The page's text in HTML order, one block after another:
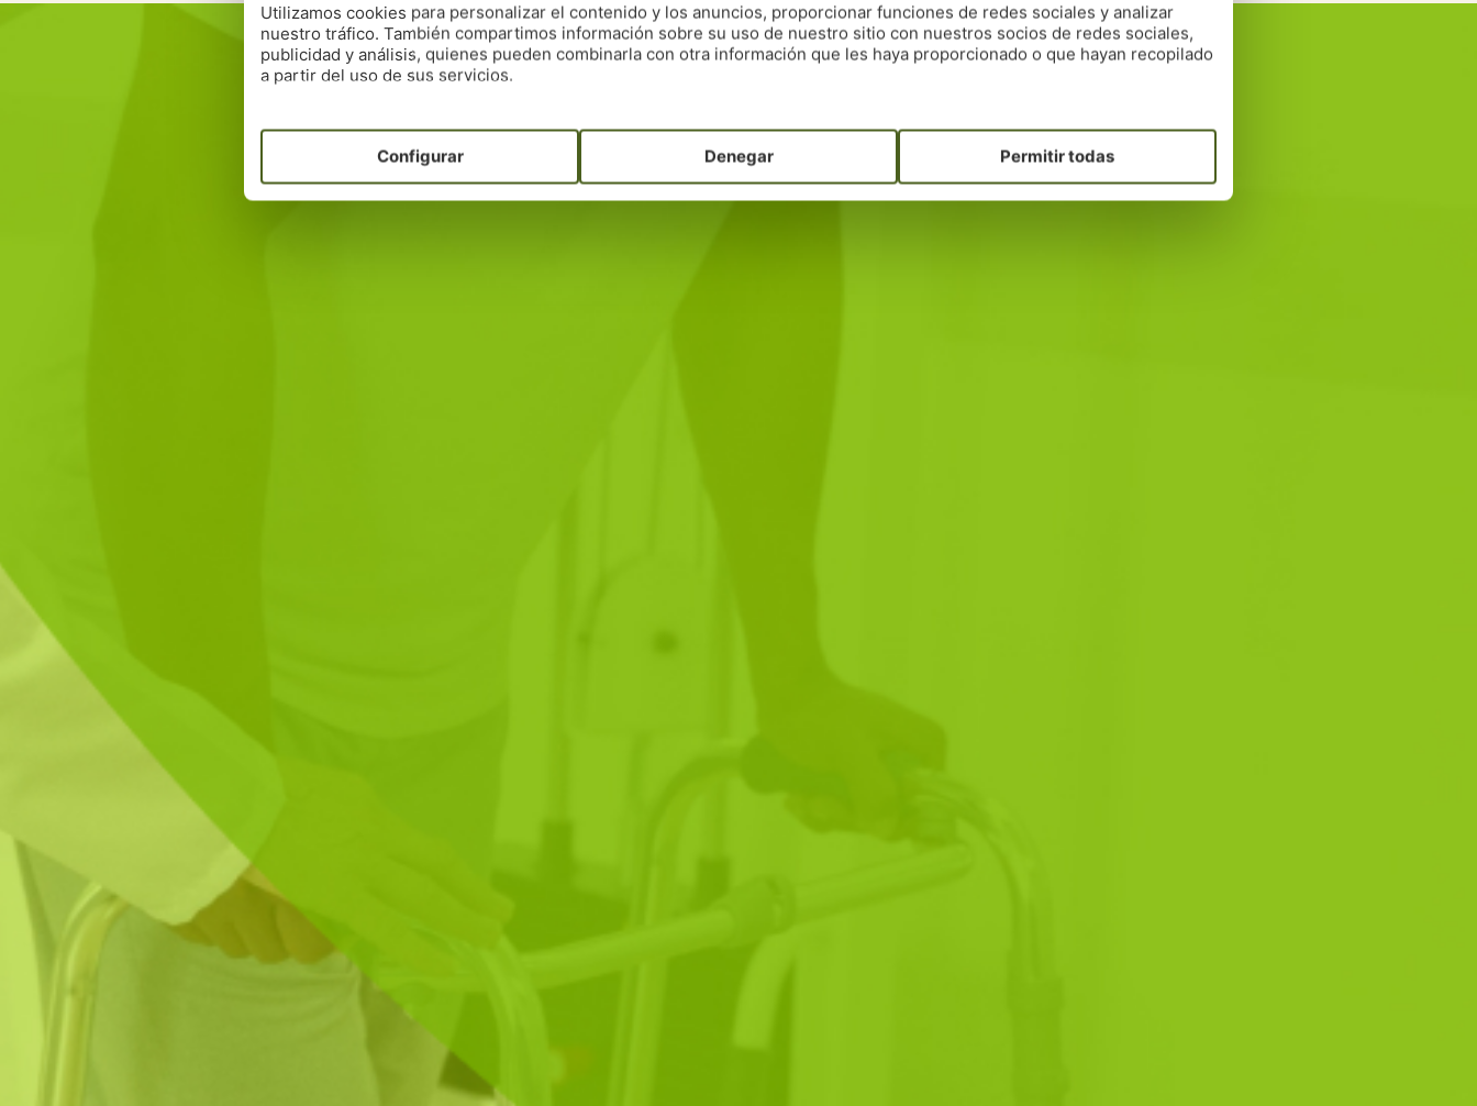
Da el primer paso de la recuperación...
Conoce cómo nuestros expertos pueden ayudarte. Solicita tu asesoramiento gratuito y te ofreceremos un
plan personalizado para tu recuperación.
No esperes más, comienza hoy el camino hacia una mejor calidad de vida.
Contacta con nosotros
Utilizamos cookies para personalizar el contenido y los anuncios, proporcionar funciones de redes sociales y analizar
nuestro tráfico. También compartimos información sobre su uso de nuestro sitio con nuestros socios de redes sociales,
publicidad y análisis, quienes pueden combinarla con otra información que les haya proporcionado o que hayan recopilado
a partir del uso de sus servicios.
Configurar Denegar Permitir todas